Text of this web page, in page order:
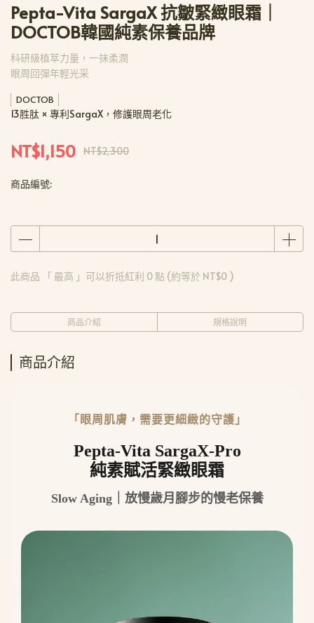
Pepta-Vita SargaX 抗皺緊緻眼霜｜
DOCTOB韓國純素保養品牌
科研級植萃力量，一抹柔潤
眼周回彈年輕光采
DOCTOB
13胜肽 × 專利SargaX，修護眼周老化
NT$1,150 NT$2,300
商品編號:
此商品 「 最高 」可以折抵紅利 0 點 (約等於 NT$0 )
商品介紹 規格說明
商品介紹
「眼周肌膚，需要更細緻的守護」
Pepta-Vita SargaX-Pro
純素賦活緊緻眼霜
Slow Aging｜放慢歲月腳步的慢老保養